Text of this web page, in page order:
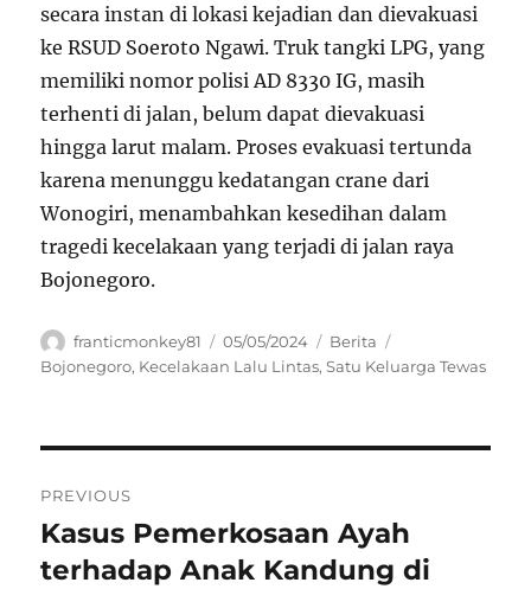
secara instan di lokasi kejadian dan dievakuasi
ke RSUD Soeroto Ngawi. Truk tangki LPG, yang
memiliki nomor polisi AD 8330 IG, masih
terhenti di jalan, belum dapat dievakuasi
hingga larut malam. Proses evakuasi tertunda
karena menunggu kedatangan crane dari
Wonogiri, menambahkan kesedihan dalam
tragedi kecelakaan yang terjadi di jalan raya
Bojonegoro.
Author
franticmonkey81
Posted
on
05/05/2024 Categories
Berita
Bojonegoro, Kecelakaan Lalu Lintas,Satu Keluarga Tewas
pos
PREVIOUS
Previous
post:
Kasus Pemerkosaan Ayah
terhadap Anak Kandung di